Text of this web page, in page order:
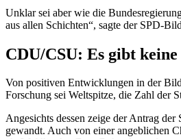
Unklar sei aber wie die
aus allen Schichten“, sagte der SPD-
CDU/CSU: Es gibt
Von positiven Entwicklungen in der
Forschung sei Weltspitze, die Zahl der
Angesichts dessen zeige der Antrag
gewandt. Auch von einer angeblichen